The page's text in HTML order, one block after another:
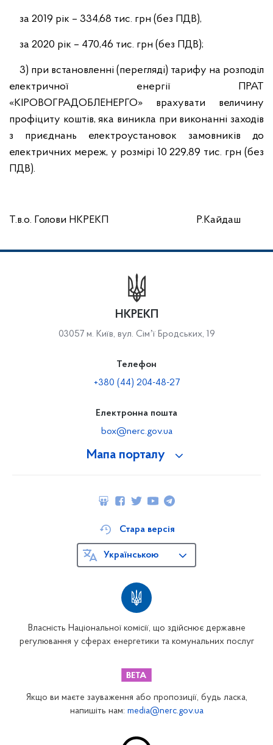
за 2019 рік – 334,68 тис. грн (без ПДВ),
за 2020 рік – 470,46 тис. грн (без ПДВ);
3) при встановленні (перегляді) тарифу на розподіл
електричної енергії ПРАТ
«КІРОВОГРАДОБЛЕНЕРГО» врахувати величину
профіциту коштів, яка виникла при виконанні заходів
з приєднань електроустановок замовників до
електричних мереж, у розмірі 10 229,89 тис. грн (без
ПДВ).
Т.в.о. Голови НКРЕКП Р.Кайдаш
Мапа порталу
НКРЕКП
03057 м. Київ, вул. Сімʼї Бродських, 19
Телефон
+380 (44) 204-48-27
Електронна пошта
box@nerc.gov.ua
Власність Національної комісії, що здійснює державне
регулювання у сферах енергетики та комунальних послуг
Стара версія
Українською
Якщо ви маєте зауваження або пропозиції, будь ласка,
напишіть нам: media@nerc.gov.ua